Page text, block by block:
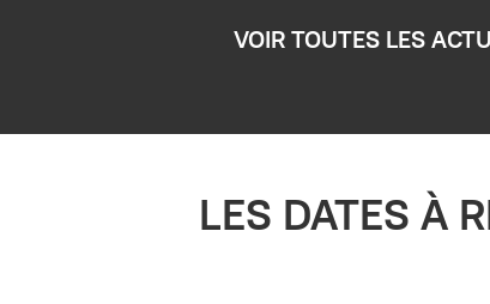
VOIR TOUTES LES
LES DATES À